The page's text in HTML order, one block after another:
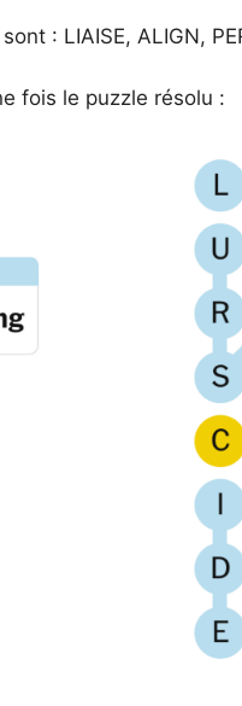
: LIAISE, ALIGN,
fois le puzzle résolu :